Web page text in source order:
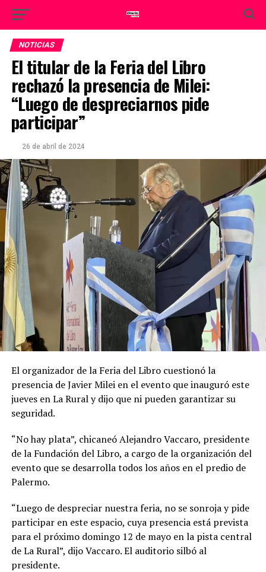
NOTICIAS
El titular de la Feria del Libro
rechazó la presencia de Milei:
“Luego de despreciarnos pide
participar”
26 de abril de 2024
El organizador de la Feria del Libro cuestionó la
presencia de Javier Milei en el evento que inauguró este
jueves en La Rural y dijo que ni pueden garantizar su
seguridad.
“No hay plata”, chicaneó Alejandro Vaccaro, presidente
de la Fundación del Libro, a cargo de la organización del
evento que se desarrolla todos los años en el predio de
Palermo.
“Luego de despreciar nuestra feria, no se sonroja y pide
participar en este espacio, cuya presencia está prevista
para el próximo domingo 12 de mayo en la pista central
de La Rural”, dijo Vaccaro. El auditorio silbó al
presidente.